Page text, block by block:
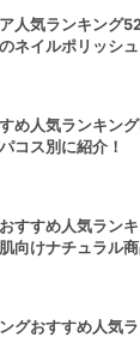
人気ランキング
ネイルポリッシュ
め人気ランキン
コス別に紹介！
すすめ人気ラン
向けナチュラル商
グおすすめ人気